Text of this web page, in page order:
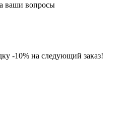
ваши вопросы
-10% на следующий заказ!